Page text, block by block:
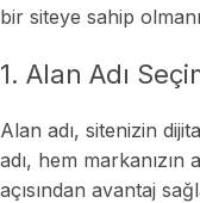
bir siteye sahip
1. Alan Adı
Alan adı, sitenizin
adı, hem markanızın
açısından avantaj